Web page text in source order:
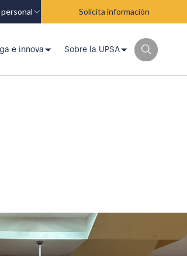
Solicita información
e innova Sobre la UPSA